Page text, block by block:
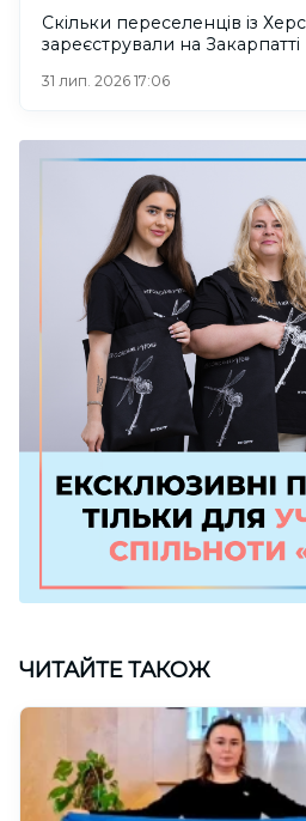
Скільки переселенців із
зареєстрували на Закарпатті
31 лип. 2026 17:06
ЧИТАЙТЕ ТАКОЖ